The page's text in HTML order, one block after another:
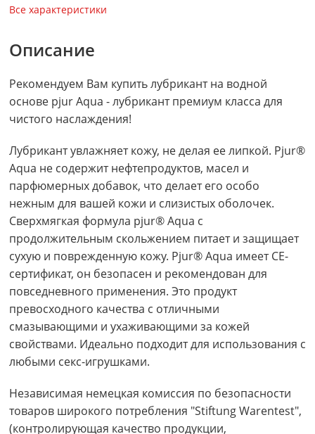
Все характеристики
Описание
Рекомендуем Вам купить лубрикант на водной
основе pjur Aqua - лубрикант премиум класса для
чистого наслаждения!
Лубрикант увлажняет кожу, не делая ее липкой. Pjur®
Aqua не содержит нефтепродуктов, масел и
парфюмерных добавок, что делает его особо
нежным для вашей кожи и слизистых оболочек.
Сверхмягкая формула pjur® Aqua с
продолжительным скольжением питает и защищает
сухую и поврежденную кожу. Pjur® Aqua имеет СЕ-
сертификат, он безопасен и рекомендован для
повседневного применения. Это продукт
превосходного качества с отличными
смазывающими и ухаживающими за кожей
свойствами. Идеально подходит для использования с
любыми секс-игрушками.
Независимая немецкая комиссия по безопасности
товаров широкого потребления "Stiftung Warentest",
(контролирующая качество продукции,